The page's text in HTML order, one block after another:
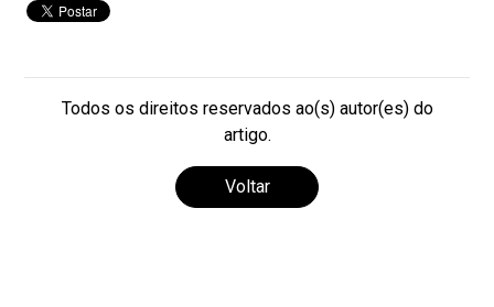
Todos os direitos reservados ao(s) autor(es) do
artigo.
Voltar